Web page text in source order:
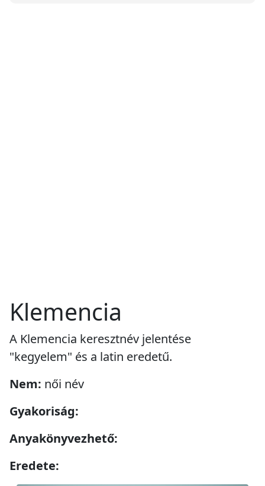
Klemencia
A Klemencia keresztnév jelentése
"kegyelem" és a latin eredetű.
Nem: női név
Gyakoriság:
Anyakönyvezhető:
Eredete: